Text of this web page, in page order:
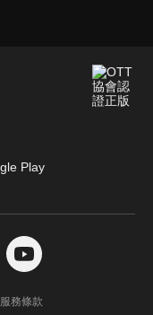
服務條款